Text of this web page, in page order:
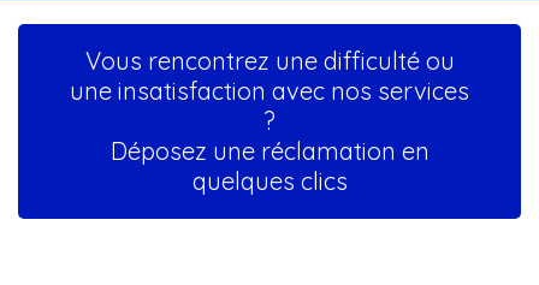
Vous rencontrez une difficulté ou
une insatisfaction avec nos services
?
Déposez une réclamation en
quelques clics